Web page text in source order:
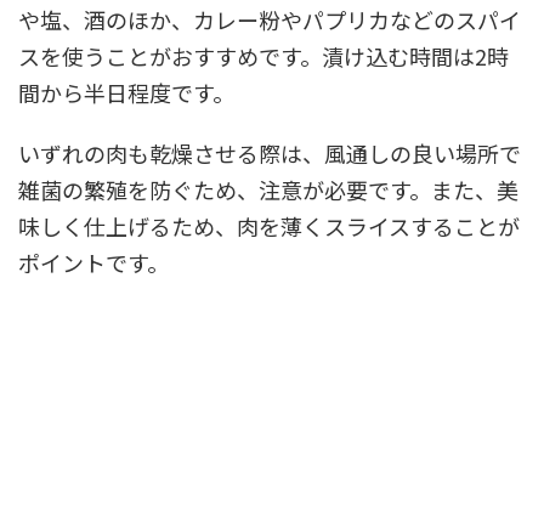
や塩、酒のほか、カレー粉やパプリカなどのスパイ
スを使うことがおすすめです。漬け込む時間は2時
間から半日程度です。
いずれの肉も乾燥させる際は、風通しの良い場所で
雑菌の繁殖を防ぐため、注意が必要です。また、美
味しく仕上げるため、肉を薄くスライスすることが
ポイントです。